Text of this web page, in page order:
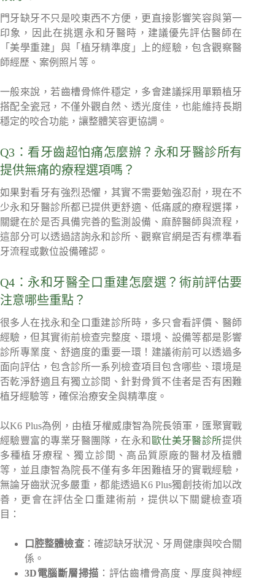
門牙缺牙不只是咬東西不方便，更直接影響笑容與第一
印象，因此在挑選永和牙醫時，建議優先評估醫師在
「美學重建」與「植牙精準度」上的經驗，包含觀察醫
師經歷、案例照片等。
一般來說，若齒槽骨條件穩定，多會建議採用單顆植牙
搭配全瓷冠，不僅外觀自然、透光度佳，也能維持長期
穩定的咬合功能，讓整體笑容更協調。
Q3：看牙齒超怕痛怎麼辦？永和牙醫診所有
提供無痛的療程選項嗎？
如果對看牙有強烈恐懼，其實不需要勉強忍耐，現在不
少永和牙醫診所都已提供更舒適、低痛感的療程選擇，
關鍵在於是否具備完善的監測設備、麻醉醫師與流程，
這部分可以透過諮詢永和診所、觀察官網是否有標準看
牙流程或數位設備確認。
Q4：永和牙醫全口重建怎麼選？術前評估要
注意哪些重點？
很多人在找永和全口重建診所時，多只會看評價、醫師
經驗，但其實術前檢查完整度、環境、設備等都是影響
診所專業度、舒適度的重要一環！建議術前可以透過多
面向評估，包含診所一系列檢查項目包含哪些、環境是
否乾淨舒適且有獨立診間、針對骨質不佳者是否有困難
植牙經驗等，確保治療安全與精準度。
以K6 Plus為例，由植牙權威康智為院長領軍，匯聚實戰
經驗豐富的專業牙醫團隊，在永和 歐仕美牙醫診所提供
多種植牙療程、獨立診間、高品質原廠的醫材及植體
等，並且康智為院長不僅有多年困難植牙的實戰經驗，
無論牙齒狀況多嚴重，都能透過K6 Plus獨創技術加以改
善，更會在評估全口重建術前，提供以下關鍵檢查項
目：
口腔整體檢查：確認缺牙狀況、牙周健康與咬合關
係。
3D電腦斷層掃描 ：評估齒槽骨高度、厚度與神經